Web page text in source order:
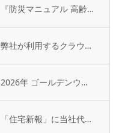
『防災マニュアル 高齢入居者・外国人入居者対応編』当社代表が制作に協力
弊社が利用するクラウドサービスへの不正アクセス発生に関するお知らせとお詫び
2026年 ゴールデンウィーク休業のお知らせ
「住宅新報」に当社代表の取材記事が掲載されました（2026年3月31日号）